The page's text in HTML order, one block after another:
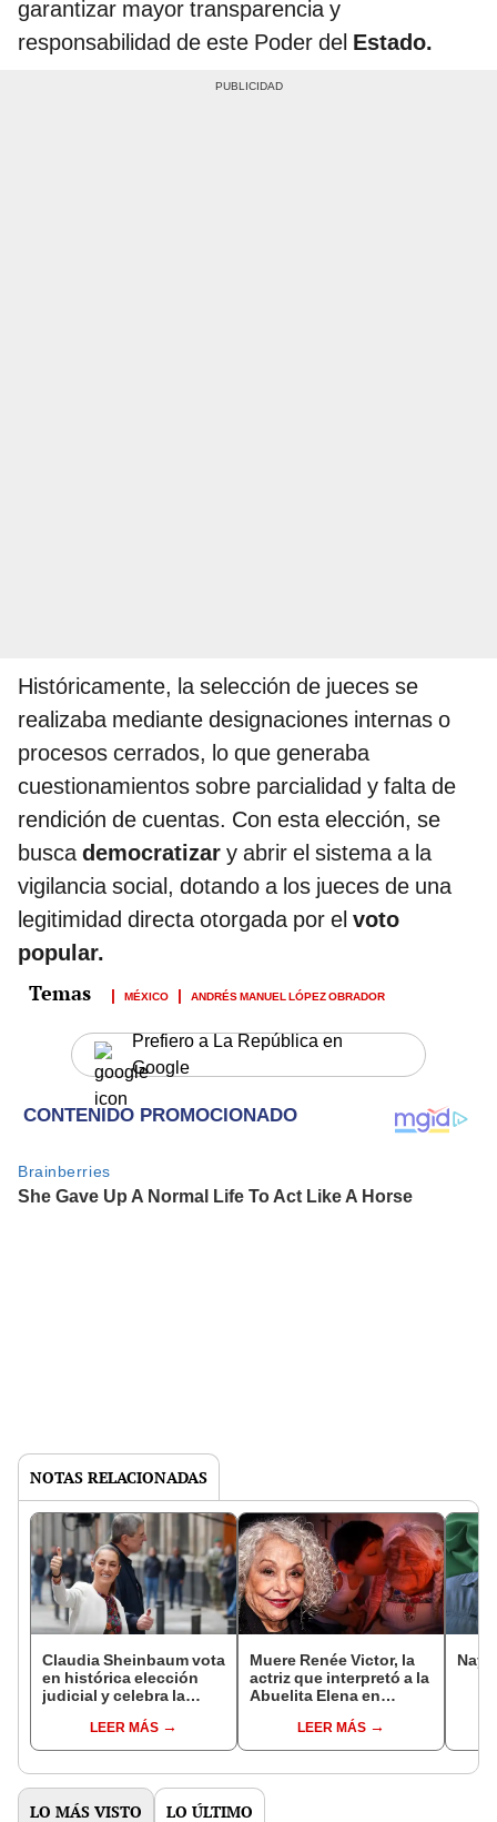
garantizar mayor transparencia y
responsabilidad de este Poder del Estado.
Históricamente, la selección de jueces se
realizaba mediante designaciones internas o
procesos cerrados, lo que generaba
cuestionamientos sobre parcialidad y falta de
rendición de cuentas. Con esta elección, se
buscademocratizar y abrir el sistema a la
vigilancia social, dotando a los jueces de una
legitimidad directa otorgada por el voto
popular.
MÉXICO ANDRÉS MANUEL LÓPEZ OBRADOR
Prefiero a La República en
Google
NOTAS RELACIONADAS
Claudia Sheinbaum vota
en histórica elección
judicial y celebra la
con un: “¡Viva la
democracia!
LEER MÁS
Muere Renée Victor, la
actriz que interpretó a la
Abuelita Elena en
tras lucha contra un
linfoma
LEER MÁS
LO MÁS VISTO LO ÚLTIMO